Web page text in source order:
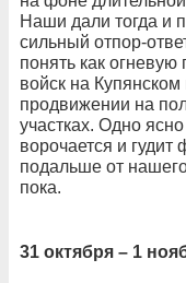
Наши дали тогда и
сильный отпор-
понять как
войск на
продвижении на
участках. Одно
ворочается и гудит
подальше от
пока.
31 октября – 1